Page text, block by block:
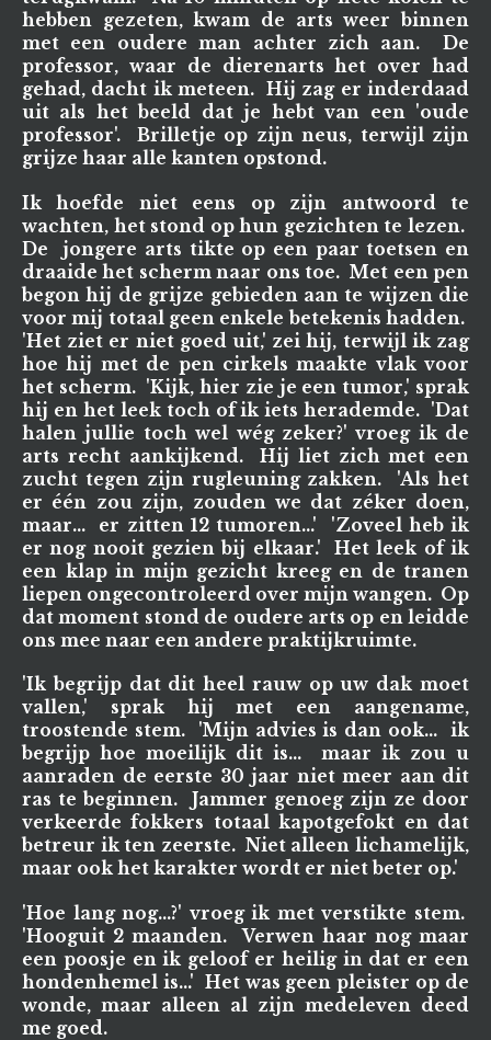
hebben gezeten, kwam de arts weer binnen
met een oudere man achter zich aan. De
professor, waar de dierenarts het over had
gehad, dacht ik meteen. Hij zag er inderdaad
uit als het beeld dat je hebt van een 'oude
professor'. Brilletje op zijn neus, terwijl zijn
grijze haar alle kanten opstond.
Ik hoefde niet eens op zijn antwoord te
wachten, het stond op hun gezichten te lezen.
De jongere arts tikte op een paar toetsen en
draaide het scherm naar ons toe. Met een pen
begon hij de grijze gebieden aan te wijzen die
voor mij totaal geen enkele betekenis hadden.
'Het ziet er niet goed uit,' zei hij, terwijl ik zag
hoe hij met de pen cirkels maakte vlak voor
het scherm. 'Kijk, hier zie je een tumor,' sprak
hij en het leek toch of ik iets herademde. 'Dat
halen jullie toch wel wég zeker?' vroeg ik de
arts recht aankijkend. Hij liet zich met een
zucht tegen zijn rugleuning zakken. 'Als het
er één zou zijn, zouden we dat zéker doen,
maar... er zitten 12 tumoren...' 'Zoveel heb ik
er nog nooit gezien bij elkaar.' Het leek of ik
een klap in mijn gezicht kreeg en de tranen
liepen ongecontroleerd over mijn wangen. Op
dat moment stond de oudere arts op en leidde
ons mee naar een andere praktijkruimte.
'Ik begrijp dat dit heel rauw op uw dak moet
vallen,' sprak hij met een aangename,
troostende stem. 'Mijn advies is dan ook... ik
begrijp hoe moeilijk dit is... maar ik zou u
aanraden de eerste 30 jaar niet meer aan dit
ras te beginnen. Jammer genoeg zijn ze door
verkeerde fokkers totaal kapotgefokt en dat
betreur ik ten zeerste. Niet alleen lichamelijk,
maar ook het karakter wordt er niet beter op.'
'Hoe lang nog...?' vroeg ik met verstikte stem.
'Hooguit 2 maanden. Verwen haar nog maar
een poosje en ik geloof er heilig in dat er een
hondenhemel is...' Het was geen pleister op de
wonde, maar alleen al zijn medeleven deed
me goed.